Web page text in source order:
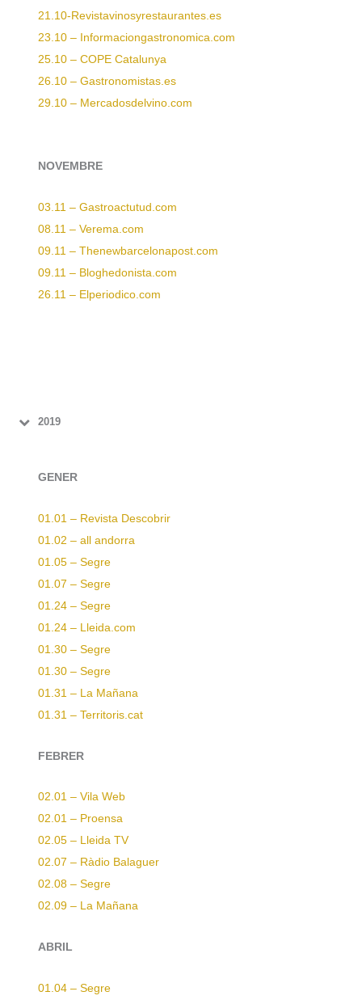
21.10-Revistavinosyrestaurantes.es
23.10 – Informaciongastronomica.com
25.10 – COPE Catalunya
26.10 – Gastronomistas.es
29.10 – Mercadosdelvino.com
NOVEMBRE
03.11 – Gastroactutud.com
08.11 – Verema.com
09.11 – Thenewbarcelonapost.com
09.11 – Bloghedonista.com
26.11 – Elperiodico.com
2019
GENER
01.01 – Revista Descobrir
01.02 – all andorra
01.05 – Segre
01.07 – Segre
01.24 – Segre
01.24 – Lleida.com
01.30 – Segre
01.30 – Segre
01.31 – La Mañana
01.31 – Territoris.cat
FEBRER
02.01 – Vila Web
02.01 – Proensa
02.05 – Lleida TV
02.07 – Ràdio Balaguer
02.08 – Segre
02.09 – La Mañana
ABRIL
01.04 – Segre